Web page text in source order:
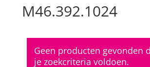
M46.392.1024
Geen producten gevonden
je zoekcriteria voldoen.